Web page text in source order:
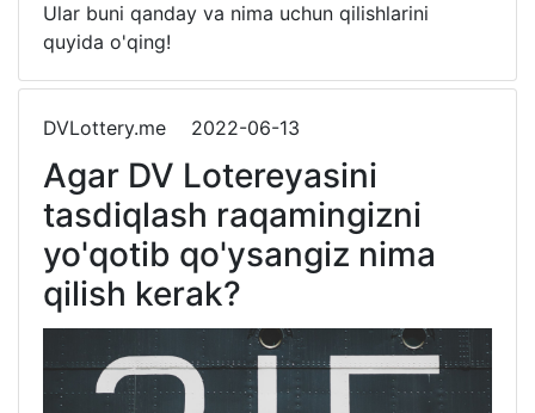
Ular buni qanday va nima uchun qilishlarini
quyida o'qing!
DVLottery.me 2022-06-13
Agar DV Lotereyasini
tasdiqlash raqamingizni
yo'qotib qo'ysangiz nima
qilish kerak?